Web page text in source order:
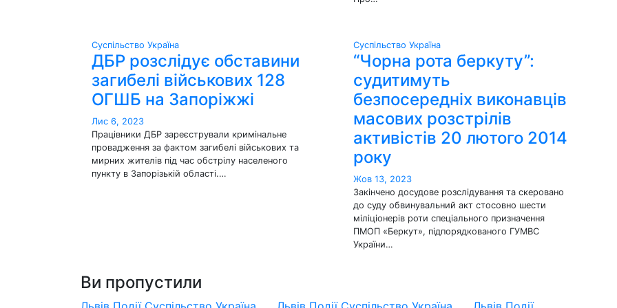
Суспільство Україна
ДБР розслідує обставини
загибелі військових 128
ОГШБ на Запоріжжі
Лис 6, 2023
Працівники ДБР зареєстрували кримінальне
провадження за фактом загибелі військових та
мирних жителів під час обстрілу населеного
пункту в Запорізькій області.…
Суспільство Україна
“Чорна рота беркуту”:
судитимуть
безпосередніх виконавців
масових розстрілів
активістів 20 лютого 2014
року
Жов 13, 2023
Закінчено досудове розслідування та скеровано
до суду обвинувальний акт стосовно шести
міліціонерів роти спеціального призначення
ПМОП «Беркут», підпорядкованого ГУМВС
України…
Ви пропустили